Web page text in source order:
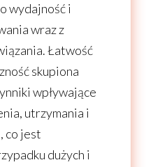
wydajność i
wraz z
Łatwość
skupiona
wpływające
utrzymania i
co jest
dużych i